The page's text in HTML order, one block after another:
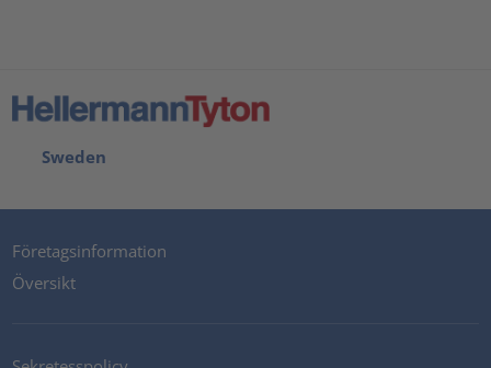
Sweden
Företagsinformation
Översikt